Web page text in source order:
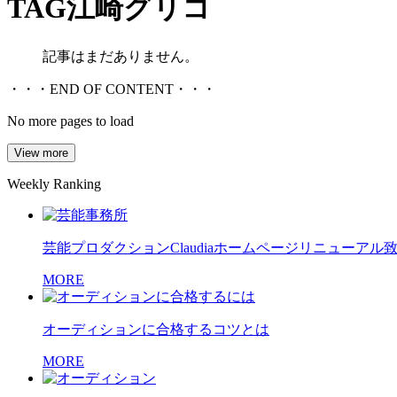
TAG江崎グリコ
記事はまだありません。
・・・END OF CONTENT・・・
No more pages to load
View more
Weekly Ranking
芸能プロダクションClaudiaホームページリニューアル致
MORE
オーディションに合格するコツとは
MORE